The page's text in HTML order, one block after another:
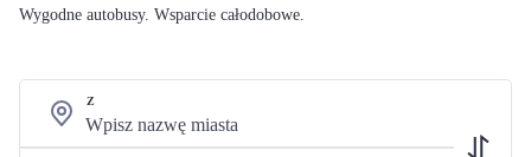
Wygodne autobusy. Wsparcie całodobowe.
Z